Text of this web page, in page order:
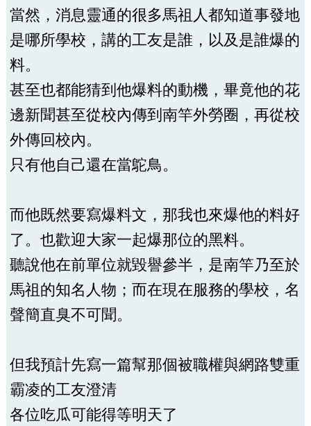
當然，消息靈通的很多馬祖人都知道事發地
是哪所學校，講的工友是誰，以及是誰爆的
料。
甚至也都能猜到他爆料的動機，畢竟他的花
邊新聞甚至從校內傳到南竿外勞圈，再從校
外傳回校內。
只有他自己還在當鴕鳥。
而他既然要寫爆料文，那我也來爆他的料好
了。也歡迎大家一起爆那位的黑料。
聽說他在前單位就毀譽參半，是南竿乃至於
馬祖的知名人物；而在現在服務的學校，名
聲簡直臭不可聞。
但我預計先寫一篇幫那個被職權與網路雙重
霸凌的工友澄清
各位吃瓜可能得等明天了